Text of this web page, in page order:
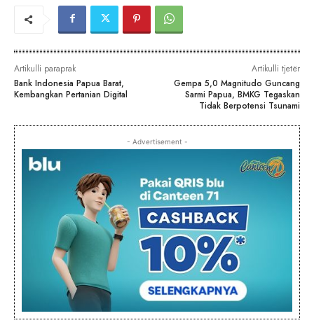
Artikulli paraprak
Bank Indonesia Papua Barat,
Kembangkan Pertanian Digital
Artikulli tjetër
Gempa 5,0 Magnitudo Guncang
Sarmi Papua, BMKG Tegaskan
Tidak Berpotensi Tsunami
- Advertisement -